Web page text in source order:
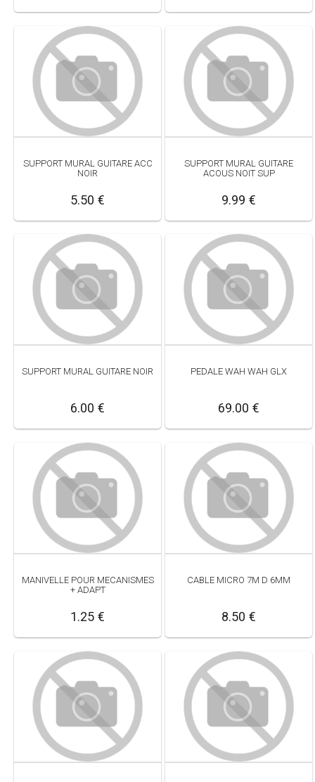
SUPPORT MURAL GUITARE ACC
NOIR
5.50 €
SUPPORT MURAL GUITARE
ACOUS NOIT SUP
9.99 €
SUPPORT MURAL GUITARE NOIR
6.00 €
PEDALE WAH WAH GLX
69.00 €
MANIVELLE POUR MECANISMES
+ ADAPT
1.25 €
CABLE MICRO 7M D 6MM
8.50 €